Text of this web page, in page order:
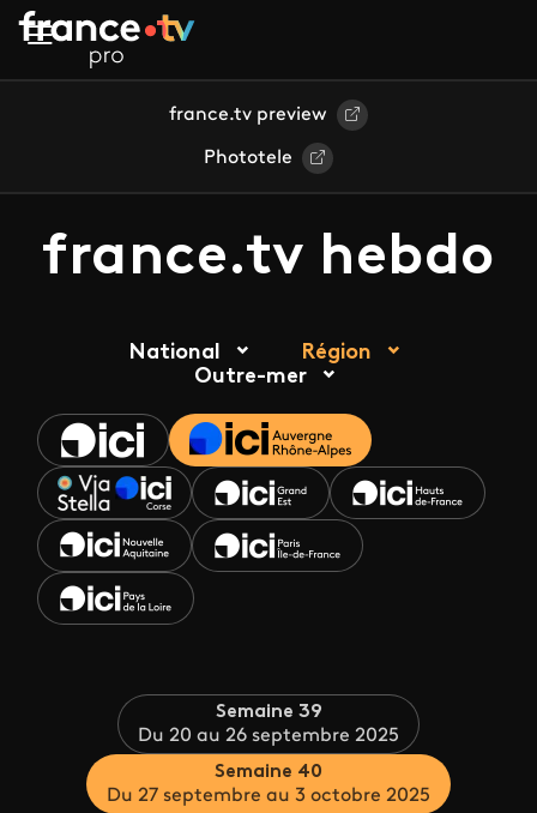
Aller au contenu principal
france.tv preview
Phototele
france.tv hebdo
National
Région
Outre-mer
Semaine 39
Du 20 au 26 septembre 2025
Semaine 40
Du 27 septembre au 3 octobre 2025